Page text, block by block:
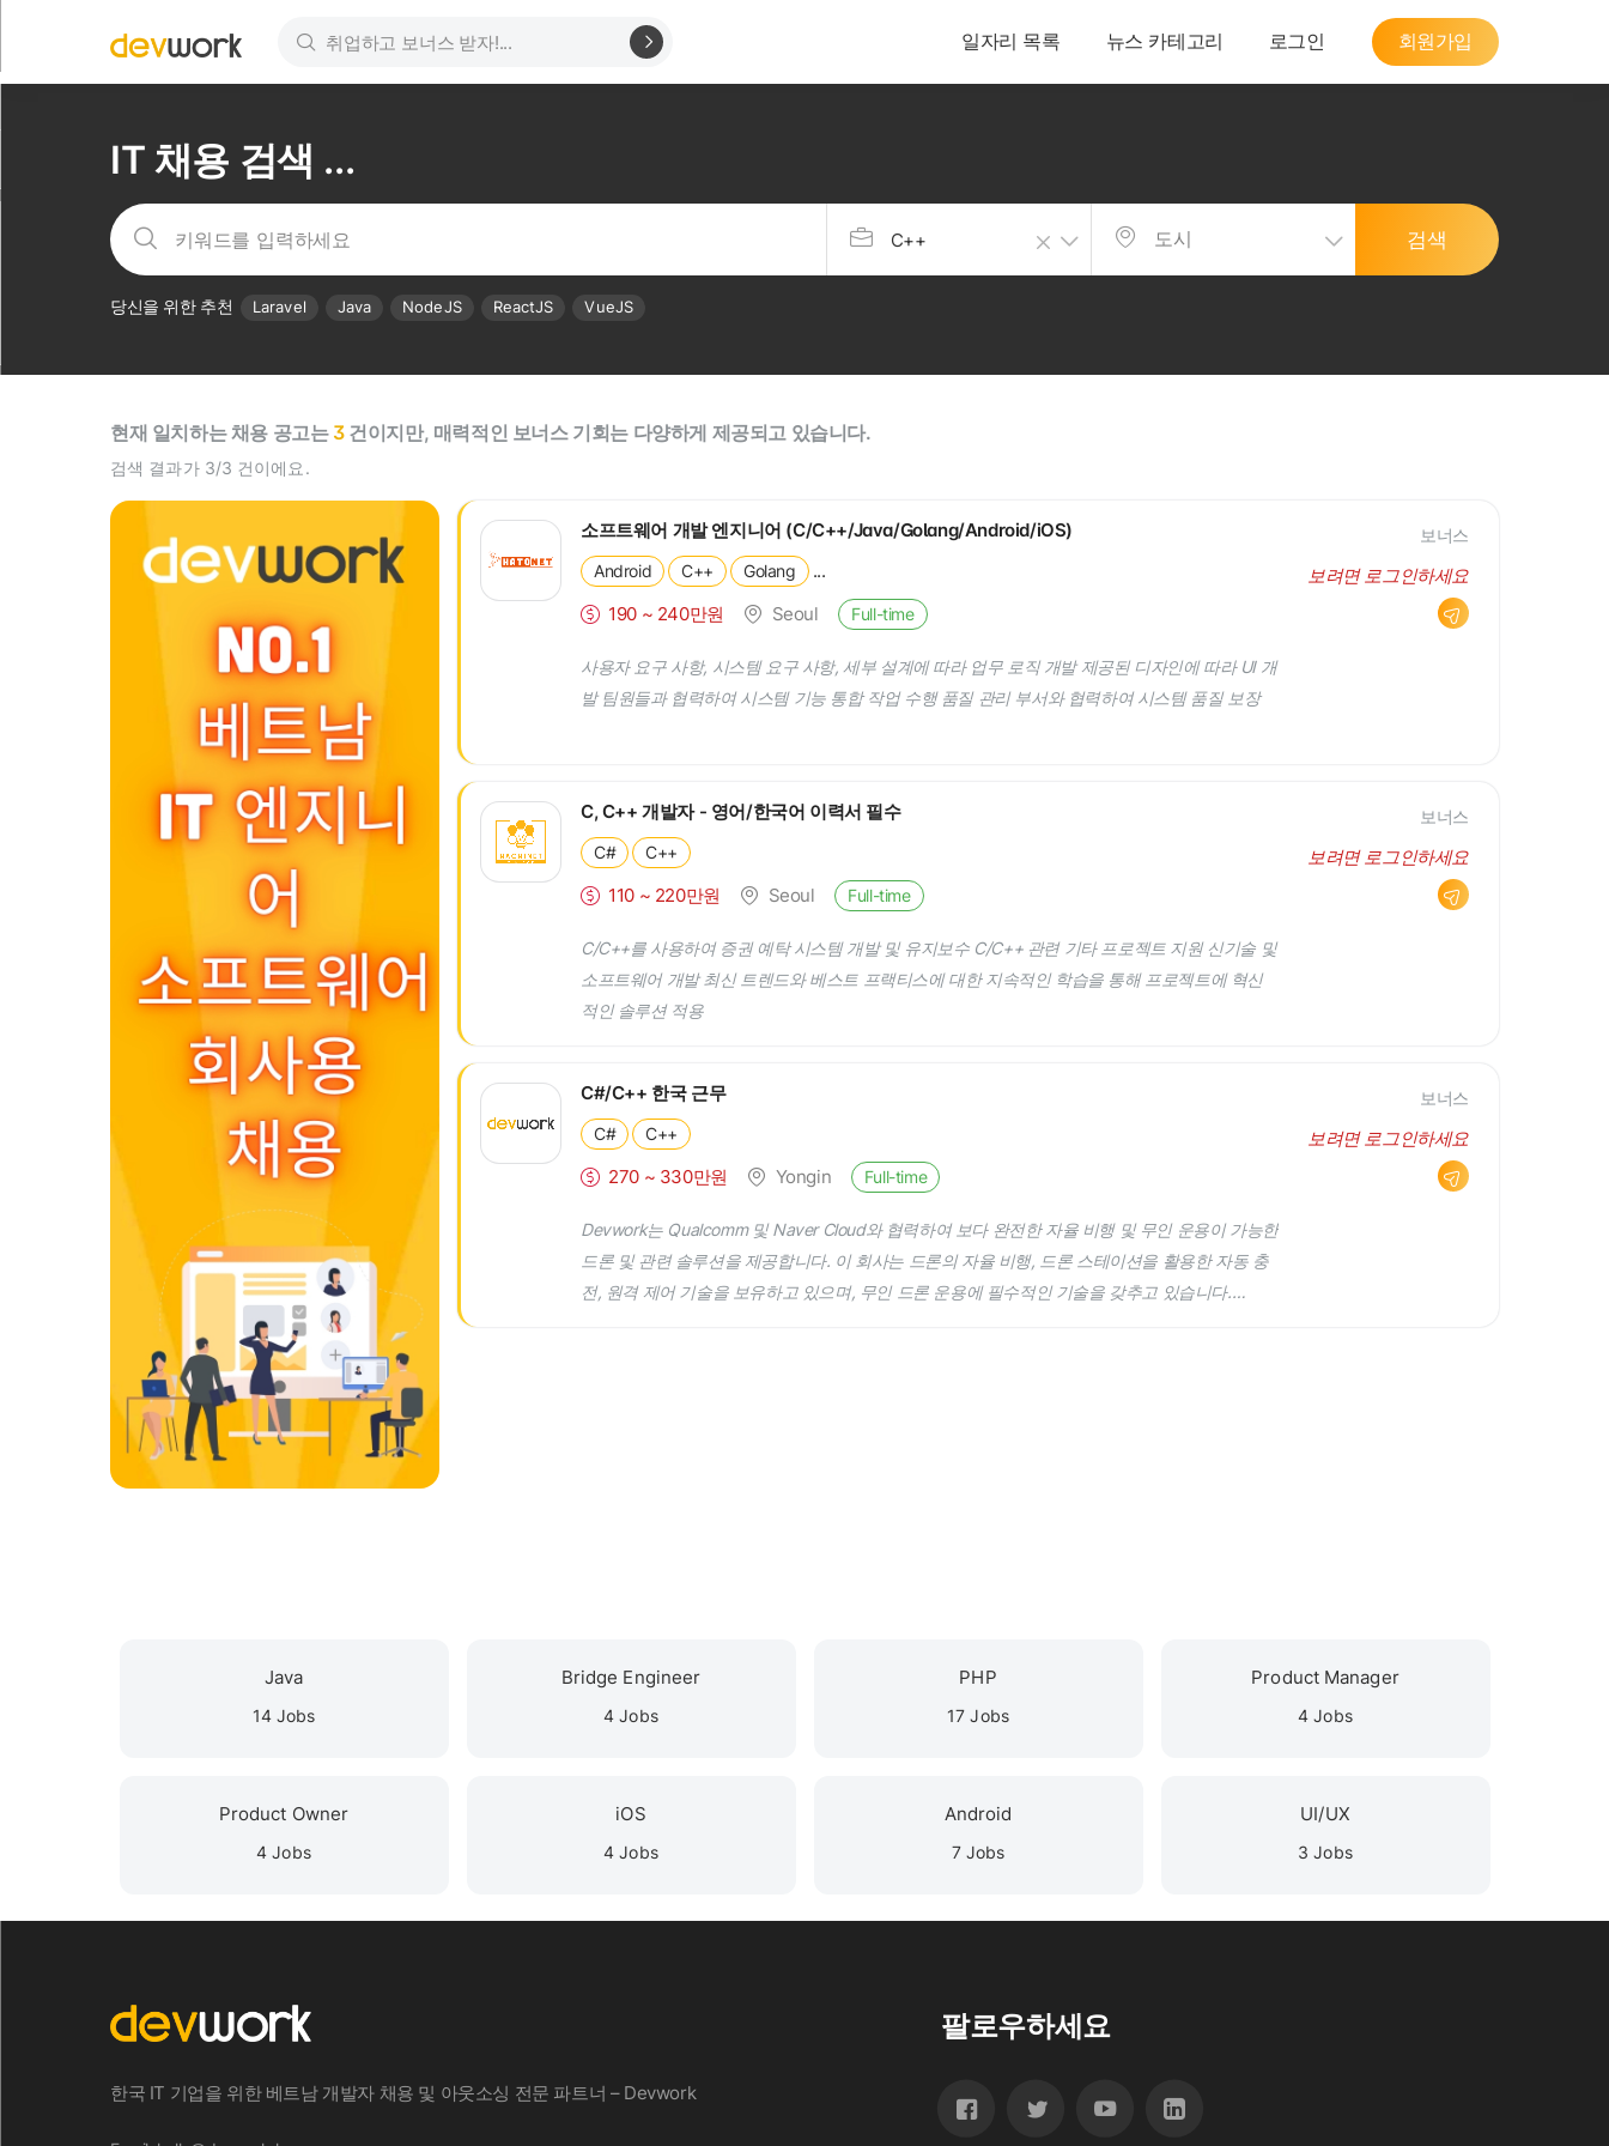
일자리 목록 뉴스 카테고리 로그인 회원가입
IT 채용 검색 ...
C++ 검색
당신을 위한 추천 Laravel Java NodeJS ReactJS VueJS
현재 일치하는 채용 공고는 3건이지만, 매력적인 보너스 기회는 다양하게 제공되고 있습니다.
검색 결과가 3/3 건이에요.
소프트웨어 개발 엔지니어 (C/C++/Java/Golang/Android/iOS)
Android C++ Golang
...
190 ~ 240만원
Seoul Full-time
사용자 요구 사항, 시스템 요구 사항, 세부 설계에 따라 업무 로직 개발 제공된 디자인에 따라 UI 개
발 팀원들과 협력하여 시스템 기능 통합 작업 수행 품질 관리 부서와 협력하여 시스템 품질 보장
보너스
보려면 로그인하세요
C, C++ 개발자 - 영어/한국어 이력서 필수
C# C++
110 ~ 220만원 Seoul Full-time
C/C++를 사용하여 증권 예탁 시스템 개발 및 유지보수 C/C++ 관련 기타 프로젝트 지원 신기술 및
소프트웨어 개발 최신 트렌드와 베스트 프랙티스에 대한 지속적인 학습을 통해 프로젝트에 혁신
적인 솔루션 적용
보너스
보려면 로그인하세요
C#/C++ 한국 근무
C# C++
270 ~ 330만원 Yongin Full-time
Devwork는 Qualcomm 및 Naver Cloud와 협력하여 보다 완전한 자율 비행 및 무인 운용이 가능한
드론 및 관련 솔루션을 제공합니다. 이 회사는 드론의 자율 비행, 드론 스테이션을 활용한 자동 충
전, 원격 제어 기술을 보유하고 있으며, 무인 드론 운용에 필수적인 기술을 갖추고 있습니다.
보너스
보려면 로그인하세요
Java
14 Jobs
Bridge Engineer
4 Jobs
PHP
17 Jobs
Product Manager
4 Jobs
Product Owner
4 Jobs
iOS
4 Jobs
Android
7 Jobs
UI/UX
3 Jobs
한국 IT 기업을 위한 베트남 개발자 채용 및 아웃소싱 전문 파트너 – Devwork
팔로우하세요